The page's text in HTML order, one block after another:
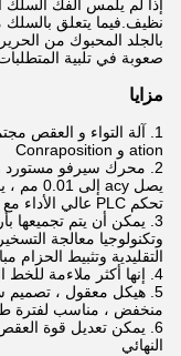
إذا لم يلمس الفك السلك
نظيف.فيما يتعلق
بالجلد المحبوك من
صعوبة في تلبية
مزايا
1. آلة التواء و العقص مجتمعة ، و توفر الوقت للنقل-
ation و Conraposition
2. محرك سيرفو مستورد و لولب كروي عالي الدقة و دقة التحميل
يصل acy إلى 0.01 مم ، يمكنه تحديد موضع التواء والعص بدقة
تحكم PLC عالي الأداء مع وظيفة كاملة ، عملية بسيطة ومريحة
3. يمكن أن يتم تجميعها
وتكنولوجيا معالجة
التقليدية وتثبيط الحزام
4. إنها أكثر ملاءمة للخط الدقيق.
5. هيكل معقول ،
منخفض ، مناسب لفترة
6. يمكن تعديل قوة
النهائي